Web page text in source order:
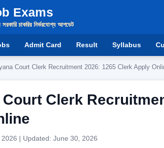
Exams
সরকারি চাকরির নির্ভরযোগ্য আপডেট
Admit Card Result Syllabus
Court Clerk Recruitment 2026: 1265 Clerk Apply
Clerk
| Updated: June 30, 2026